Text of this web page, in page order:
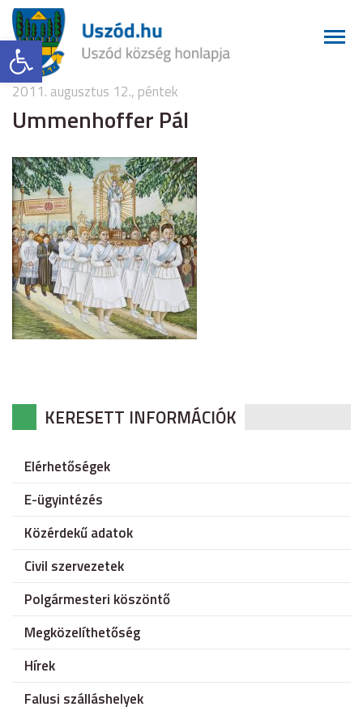
Eszköztár megnyitása
2011. augusztus 12., péntek
Ummenhoffer Pál
KERESETT INFORMÁCIÓK
Elérhetőségek
E-ügyintézés
Közérdekű adatok
Civil szervezetek
Polgármesteri köszöntő
Megközelíthetőség
Hírek
Falusi szálláshelyek